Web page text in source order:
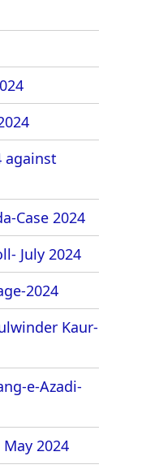
against
Case 2024
July 2024
2024
Kaur-
e-Azadi-
2024